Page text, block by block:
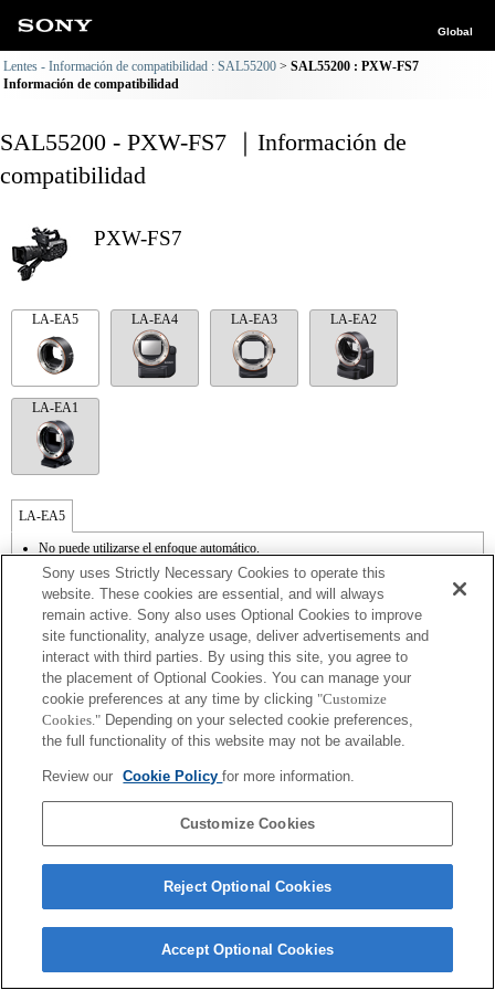
Global
Lentes - Información de compatibilidad : SAL55200
SAL55200 : PXW-FS7
Información de compatibilidad
SAL55200 - PXW-FS7 ｜Información de
compatibilidad
PXW-FS7
LA-EA5 LA-EA4 LA-EA3 LA-EA2
LA-EA1
LA-EA5
No puede utilizarse el enfoque automático.
Disponible con un adaptador de monturas
No admite el modo SteadyShot.
El ruido de funcionamiento de la lente, como el zoom y el enfoque, podrían
registrarse durante la grabación de vídeos.
El ajuste de automático de iris no se encuentra disponible en el modo de vídeo.
La modificación del iris durante la grabación puede provocar ruido de
funcionamiento o aumentar el brillo de la pantalla.
Terms of Use Contact Us
Sony uses Strictly Necessary Cookies to operate this
website. These cookies are essential, and will always
remain active. Sony also uses Optional Cookies to improve
site functionality, analyze usage, deliver advertisements and
interact with third parties. By using this site, you agree to
the placement of Optional Cookies. You can manage your
cookie preferences at any time by clicking "Customize
Cookies." Depending on your selected cookie preferences,
the full functionality of this website may not be available.
Review our Cookie Policyfor more information.
Customize Cookies
Reject Optional Cookies
Accept Optional Cookies